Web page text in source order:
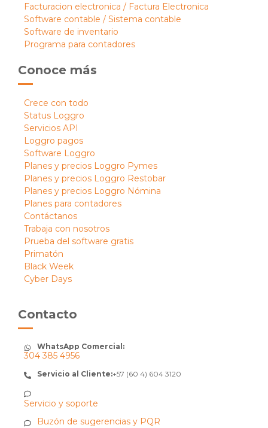
Facturacion electronica / Factura Electronica
Software contable / Sistema contable
Software de inventario
Programa para contadores
Conoce más
Crece con todo
Status Loggro
Servicios API
Loggro pagos
Software Loggro
Planes y precios Loggro Pymes
Planes y precios Loggro Restobar
Planes y precios Loggro Nómina
Planes para contadores
Contáctanos
Trabaja con nosotros
Prueba del software gratis
Primatón
Black Week
Cyber Days
Contacto
WhatsApp Comercial:
304 385 4956
Servicio al Cliente:+57 (60 4) 604 3120
Servicio y soporte
Buzón de sugerencias y PQR